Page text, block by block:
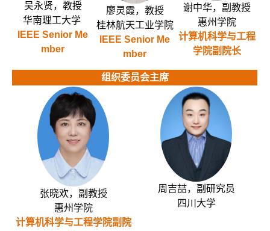
吴永贤，教授
华南理工大学
IEEE Senior Me
mber
廖灵霞，教授
桂林航天工业学院
IEEE Senior Me
mber
谢中华，副教授
惠州学院
计算机科学与工程
学院副院长
组织委员会主席
张晓欢，副教授
惠州学院
计算机科学与工程学院副院
周吉喆，副研究员
四川大学